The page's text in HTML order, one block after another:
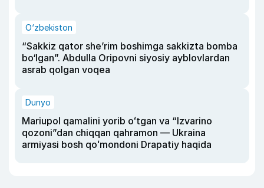
O‘zbekiston
“Sakkiz qator she’rim boshimga sakkizta bomba
bo‘lgan”. Abdulla Oripovni siyosiy ayblovlardan
asrab qolgan voqea
Dunyo
Mariupol qamalini yorib oʻtgan va “Izvarino
qozoni”dan chiqqan qahramon — Ukraina
armiyasi bosh qoʻmondoni Drapatiy haqida